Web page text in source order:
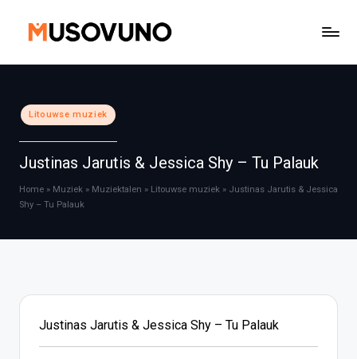
Geplaatst
in
Litouwse muziek
Justinas Jarutis & Jessica Shy – Tu Palauk
Home » Muziek » Muziektalen » Litouwse muziek » Justinas Jarutis & Jessica
Shy – Tu Palauk
Justinas Jarutis & Jessica Shy – Tu Palauk